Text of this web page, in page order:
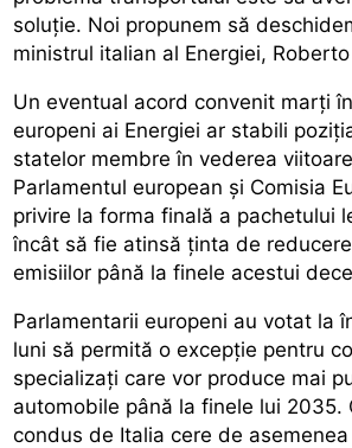
soluţie. Noi propunem să
ministrul italian al Energiei,
Un eventual acord convenit marţi
europeni ai Energiei ar stabili
statelor membre în vederea
Parlamentul european şi Comisia
privire la forma finală a pachetului
încât să fie atinsă ţinta de
emisiilor până la finele acestui
Parlamentarii europeni au votat la
luni să permită o excepţie pentru
specializaţi care vor produce mai
automobile până la finele lui 2035.
condus de Italia cere de